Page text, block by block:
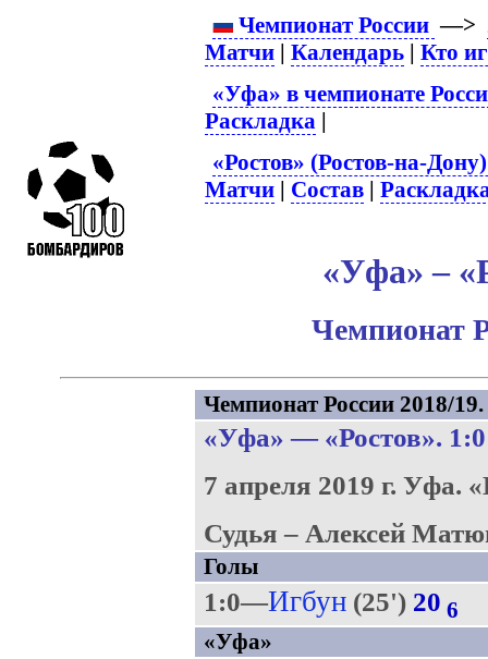
Чемпионат России —>
Матчи |Календарь |Кто
«Уфа» в чемпионате
Раскладка |
«Ростов» (Ростов-на-
Матчи | Состав |
«Уфа» –
Чемпионат
Чемпионат России 2018/
«Уфа» — «Ростов».
7 апреля 2019 г. Уфа.
Судья – Алексей
Голы
1:0—Игбун(25') 20 6
«Уфа»